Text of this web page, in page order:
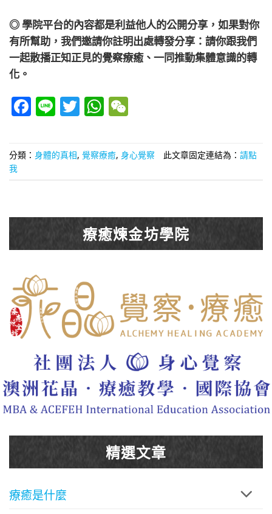
◎ 學院平台的內容都是利益他人的公開分享，如果對你
有所幫助，我們邀請你註明出處轉發分享：請你跟我們
一起散播正知正見的覺察療癒、一同推動集體意識的轉
化。
Facebook
LineTwitterWhatsApp
分類： 身體的真相, 覺察療癒, 身心覺察 此文章固定連結為： 請點
我
療癒煉金坊學院
精選文章
療癒是什麼